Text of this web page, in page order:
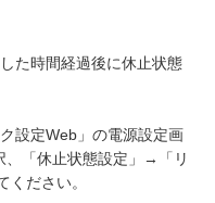
た時間経過後に休止状態
設定Web」の電源設定画
「休止状態設定」→「リ
ださい。